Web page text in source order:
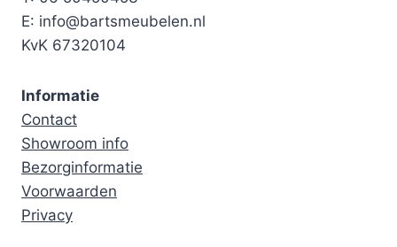
E: info@bartsmeubelen.nl
KvK 67320104
Informatie
Contact
Showroom info
Bezorginformatie
Voorwaarden
Privacy